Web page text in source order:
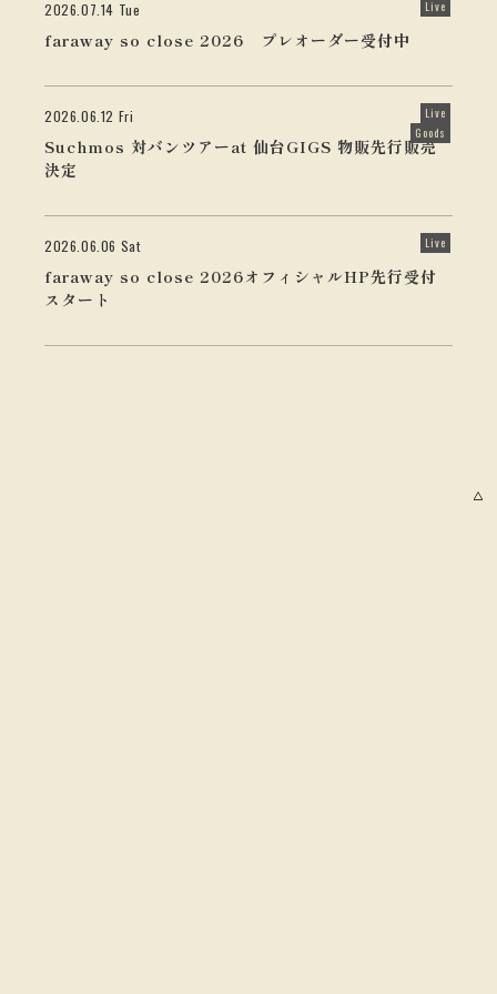
2026.07.14 Tue Live
faraway so close 2026 プレオーダー受付中
2026.06.12 Fri
Live
Goods
Suchmos 対バンツアーat 仙台GIGS 物販先行販売
決定
2026.06.06 Sat Live
faraway so close 2026オフィシャルHP先行受付
スタート